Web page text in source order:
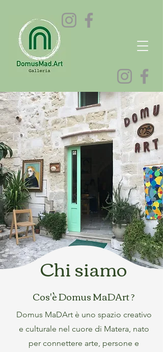
Chi siamo
Cos'è Domus MaDArt ?
Domus MaDArt è uno spazio creativo
e culturale nel cuore di Matera, nato
per connettere arte, persone e